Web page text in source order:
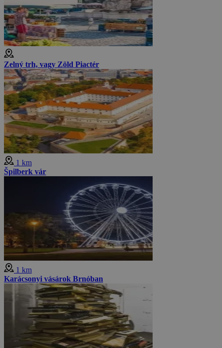
Zelný trh, vagy Zöld Piactér
1 km
Špilberk vár
1 km
Karácsonyi vásárok Brnóban